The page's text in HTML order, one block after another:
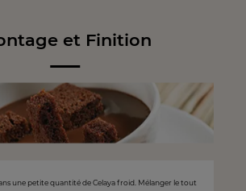
et Finition
une petite quantité de Celaya froid. Mélanger le tout